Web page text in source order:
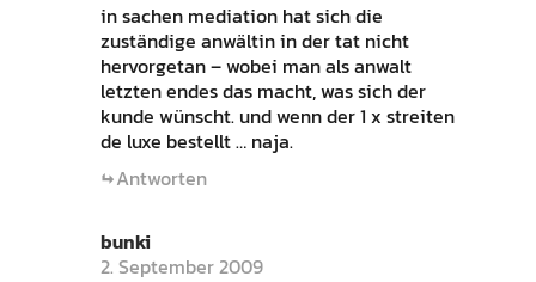
in sachen mediation hat sich die
zuständige anwältin in der tat nicht
hervorgetan – wobei man als anwalt
letzten endes das macht, was sich der
kunde wünscht. und wenn der 1 x streiten
de luxe bestellt … naja.
Antworten
bunki
2. September 2009